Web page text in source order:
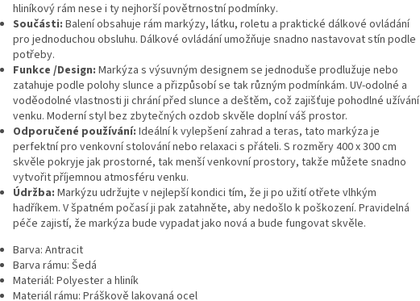
hliníkový rám nese i ty nejhorší povětrnostní podmínky.
Součásti: Balení obsahuje rám markýzy, látku, roletu a praktické dálkové ovládání
pro jednoduchou obsluhu. Dálkové ovládání umožňuje snadno nastavovat stín podle
potřeby.
Funkce /Design: Markýza s výsuvným designem se jednoduše prodlužuje nebo
zatahuje podle polohy slunce a přizpůsobí se tak různým podmínkám. UV-odolné a
voděodolné vlastnosti ji chrání před slunce a deštěm, což zajišťuje pohodlné užívání
venku. Moderní styl bez zbytečných ozdob skvěle doplní váš prostor.
Odporučené používání: Ideální k vylepšení zahrad a teras, tato markýza je
perfektní pro venkovní stolování nebo relaxaci s přáteli. S rozměry 400 x 300 cm
skvěle pokryje jak prostorné, tak menší venkovní prostory, takže můžete snadno
vytvořit příjemnou atmosféru venku.
Údržba: Markýzu udržujte v nejlepší kondici tím, že ji po užití otřete vlhkým
hadříkem. V špatném počasí ji pak zatahněte, aby nedošlo k poškození. Pravidelná
péče zajistí, že markýza bude vypadat jako nová a bude fungovat skvěle.
Barva: Antracit
Barva rámu: Šedá
Materiál: Polyester a hliník
Materiál rámu: Práškově lakovaná ocel